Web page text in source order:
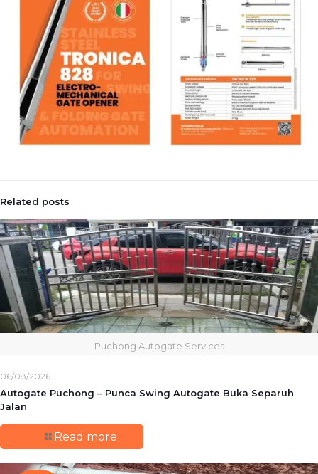
Related posts
Puchong Autogate Services
06/08/2026
Autogate Puchong – Punca Swing Autogate Buka Separuh
Jalan
Read more